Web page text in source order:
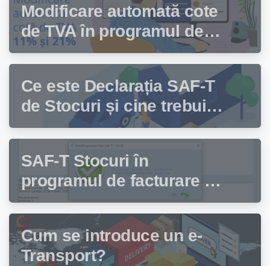
Modificare automată cote
de TVA în programul de
facturare Facturis
Ce este Declarația SAF-T
de Stocuri și cine trebuie
să depună această
declarație?
SAF-T Stocuri în
programul de facturare și
gestiune stocuri Facturis
Cum se introduce un e-
Transport?